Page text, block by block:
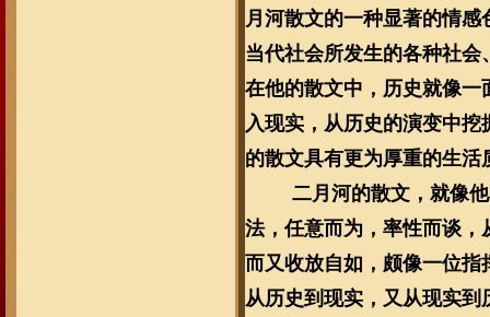
月河散文的一种显著的情
当代社会所发生的各种社
在他的散文中，历史就像
入现实，从历史的演变中
的散文具有更为厚重的生活
二月河的散文，就像
法，任意而为，率性而谈
而又收放自如，颇像一位
从历史到现实，又从现实